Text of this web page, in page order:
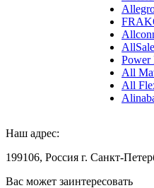
Power
All
All
Наш адрес:
199106, Россия г. Санкт-
Вас может заинтересовать